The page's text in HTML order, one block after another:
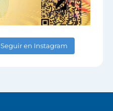
Seguir en Instagram